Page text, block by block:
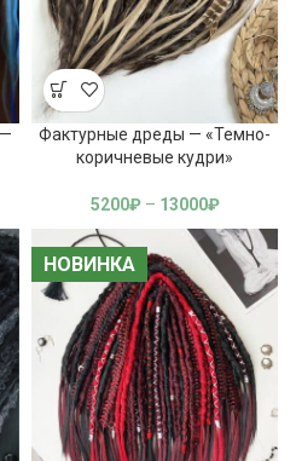
Фактурные дреды — «Темно-
коричневые кудри»
5200₽ – 13000₽
НОВИНКА
НОВИНКА